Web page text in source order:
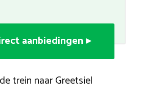
aanbiedingen ▸
trein naar Greetsiel